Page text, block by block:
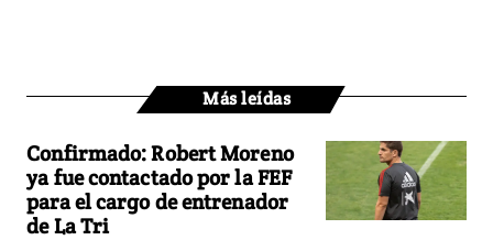
Más leídas
Confirmado: Robert Moreno
ya fue contactado por la FEF
para el cargo de entrenador
de La Tri